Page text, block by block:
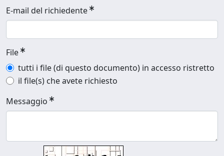
E-mail del richiedente
File
tutti i file (di questo documento) in accesso ristretto
il file(s) che avete richiesto
Messaggio